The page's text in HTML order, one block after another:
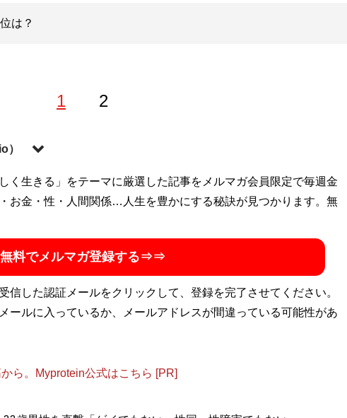
は？
1 2
）
く生きる」をテーマに厳選した記事をメルマガ会員限定で毎週金
お金・性・人間関係…人生を豊かにする秘訣が見つかります。無
無料でメルマガ登録する⇒⇒
した認証メールをクリックして、登録を完了させてください。
ールに入っているか、メールアドレスが間違っている可能性があ
ら。Myprotein公式はこちら [PR]